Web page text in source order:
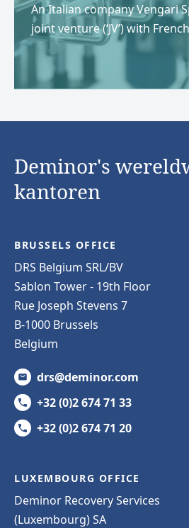
An Italian company Vengari
joint venture (‘JV’) with
Deminor's
kantoren
BRUSSELS OFFICE
DRS Belgium SRL/BV
Sablon Tower - 19th Floor
Rue Joseph Stevens 7
B-1000 Brussels
Belgium
drs@deminor.com
+32 (0)2 674 71 33
+32 (0)2 674 71 20
LUXEMBOURG OFFICE
Deminor Recovery Services
(Luxembourg) SA